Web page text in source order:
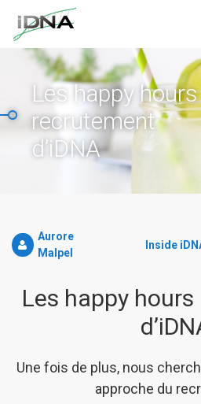
Les happy hours
recrutement
d’iDNA
Aurore
Malpel
Inside
Les happy
Une fois de plus, nous
approche du